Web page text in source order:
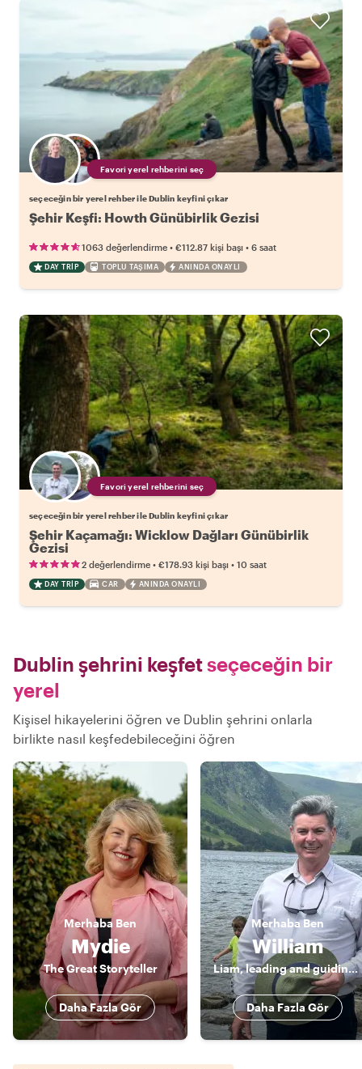
Favori yerel rehberini seç
seçeceğin bir yerel rehber ile Dublin keyfini çıkar
Şehir Keşfi: Howth Günübirlik Gezisi
1063 değerlendirme • €112.87 kişi başı • 6 saat
DAY TRIP TOPLU TAŞIMA ANINDA ONAYLI
Favori yerel rehberini seç
seçeceğin bir yerel rehber ile Dublin keyfini çıkar
Şehir Kaçamağı: Wicklow Dağları Günübirlik
Gezisi
2 değerlendirme • €178.93 kişi başı • 10 saat
DAY TRIP CAR ANINDA ONAYLI
Dublin şehrini keşfetseçeceğin bir
yerel
Kişisel hikayelerini öğren ve Dublin şehrini onlarla
birlikte nasıl keşfedebileceğini öğren
Merhaba Ben
Mydie
The Great Storyteller
Daha Fazla Gör
MerhabaBen
William
Liam, leading and guiding around Ireland.
Daha Fazla Gör